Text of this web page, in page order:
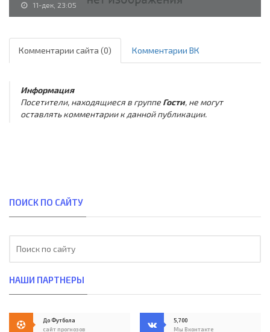
11-дек, 23:05
Комментарии сайта (0) Комментарии ВК
Информация
Посетители, находящиеся в группе Гости, не могут
оставлять комментарии к данной публикации.
ПОИСК ПО САЙТУ
НАШИ ПАРТНЕРЫ
До Футбола
сайт прогнозов
5,700
Мы Вконтакте